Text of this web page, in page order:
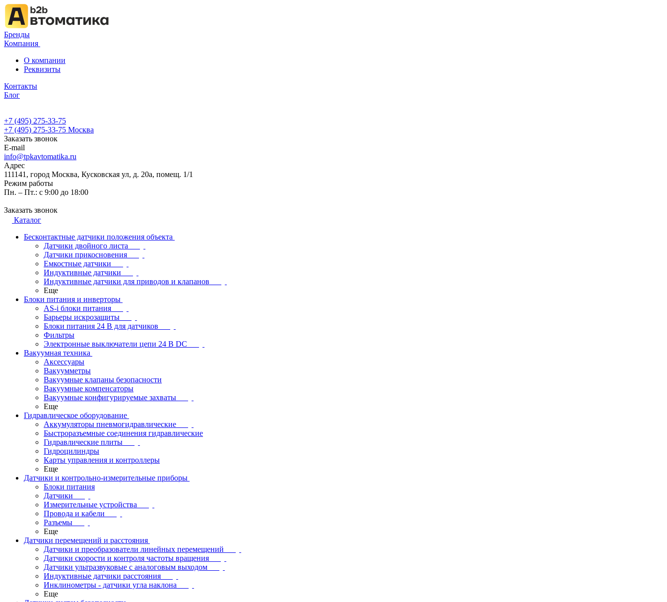
Бренды
Компания
О компании
Реквизиты
Контакты
Блог
+7 (495) 275-33-75
+7 (495) 275-33-75 Москва
Заказать звонок
E-mail
info@tpkavtomatika.ru
Адрес
111141, город Москва, Кусковская ул, д. 20а, помещ. 1/1
Режим работы
Пн. – Пт.: с 9:00 до 18:00
Заказать звонок
Каталог
Бесконтактные датчики положения объекта
Датчики двойного листа
Датчики прикосновения
Емкостные датчики
Индуктивные датчики
Индуктивные датчики для приводов и клапанов
Еще
Блоки питания и инверторы
AS-i блоки питания
Барьеры искрозащиты
Блоки питания 24 В для датчиков
Фильтры
Электронные выключатели цепи 24 В DC
Вакуумная техника
Аксессуары
Вакуумметры
Вакуумные клапаны безопасности
Вакуумные компенсаторы
Вакуумные конфигурируемые захваты
Еще
Гидравлическое оборудование
Аккумуляторы пневмогидравлические
Быстроразъемные соединения гидравлические
Гидравлические плиты
Гидроцилиндры
Карты управления и контроллеры
Еще
Датчики и контрольно-измерительные приборы
Блоки питания
Датчики
Измерительные устройства
Провода и кабели
Разъемы
Еще
Датчики перемещений и расстояния
Датчики и преобразователи линейных перемещений
Датчики скорости и контроля частоты вращения
Датчики ультразвуковые с аналоговым выходом
Индуктивные датчики расстояния
Инклинометры - датчики угла наклона
Еще